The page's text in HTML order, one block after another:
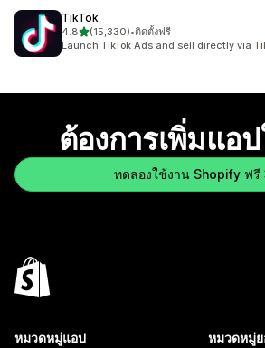
TikTok
4.8เต็ม 5 ดาว
(15,330)
ทั้งหมด 15330 รีวิว
•ติดตั้งฟรี
Launch TikTok Ads and sell directly via
ต้องการเพิ่มแอ
ทดลองใช้งาน Shopify ฟรี
หมวดหมู่แอป หมวดหมู่